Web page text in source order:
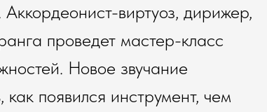
Аккордеонист-виртуоз, дирижер,
проведет мастер-класс
Новое звучание
появился инструмент, чем